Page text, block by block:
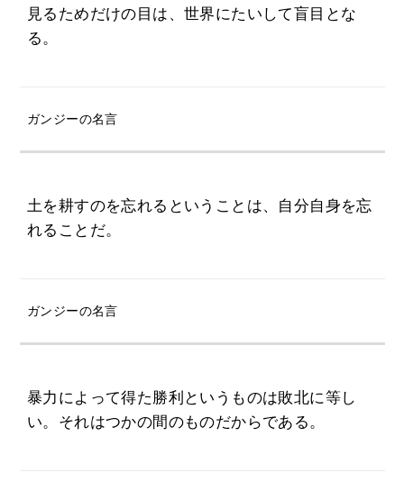
見るためだけの目は、世界にたいして盲目とな
る。
ガンジーの名言
土を耕すのを忘れるということは、自分自身を忘
れることだ。
ガンジーの名言
暴力によって得た勝利というものは敗北に等し
い。それはつかの間のものだからである。